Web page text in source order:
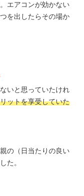
エアコンが効かない
を出したらその場か
いと思っていたけれ
ットを享受していた
の（日当たりの良い
た。